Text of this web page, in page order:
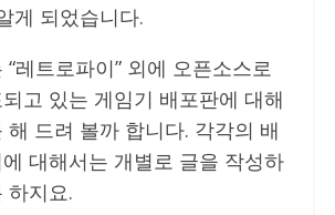
게 되었습니다.
레트로파이” 외에 오픈소스로
고 있는 게임기 배포판에 대해
해 드려 볼까 합니다. 각각의 배
대해서는 개별로 글을 작성하
하지요.